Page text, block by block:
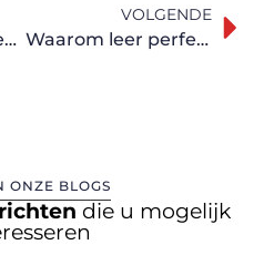
Reserveer alvast een parkeerplaats voor uw vakantie vanaf Luchthaven Zaventem
VOLGENDE
Waarom leer perfect is voor een laptoptas
ONZE BLOGS
die u mogelijk